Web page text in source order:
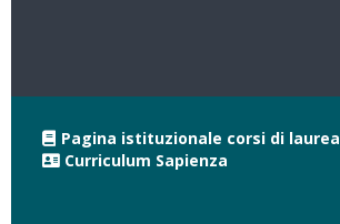
Pagina istituzionale corsi di laurea
Curriculum Sapienza